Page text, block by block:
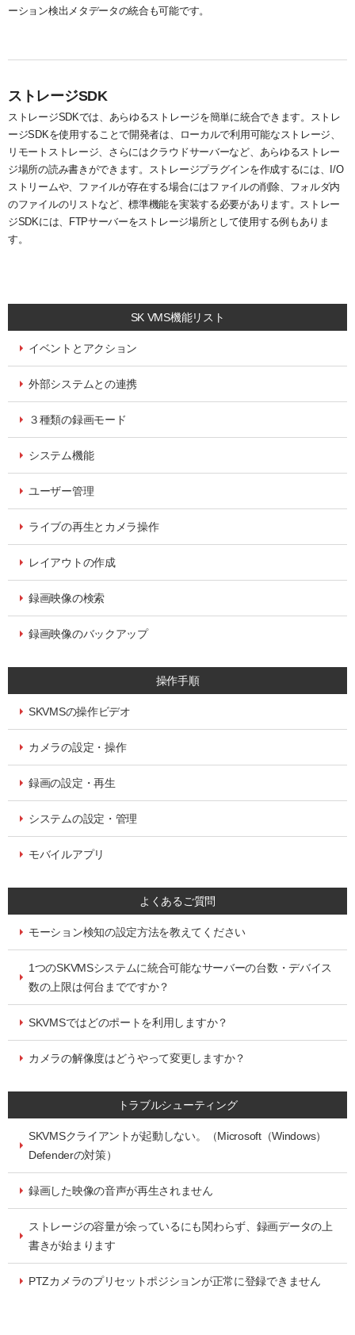
ーション検出メタデータの統合も可能です。
ストレージSDK
ストレージSDKでは、あらゆるストレージを簡単に統合できます。ストレ
ージSDKを使用することで開発者は、ローカルで利用可能なストレージ、
リモートストレージ、さらにはクラウドサーバーなど、あらゆるストレー
ジ場所の読み書きができます。ストレージプラグインを作成するには、I/O
ストリームや、ファイルが存在する場合にはファイルの削除、フォルダ内
のファイルのリストなど、標準機能を実装する必要があります。ストレー
ジSDKには、FTPサーバーをストレージ場所として使用する例もありま
す。
SK VMS機能リスト
イベントとアクション
外部システムとの連携
３種類の録画モード
システム機能
ユーザー管理
ライブの再生とカメラ操作
レイアウトの作成
録画映像の検索
録画映像のバックアップ
操作手順
SKVMSの操作ビデオ
カメラの設定・操作
録画の設定・再生
システムの設定・管理
モバイルアプリ
よくあるご質問
モーション検知の設定方法を教えてください
1つのSKVMSシステムに統合可能なサーバーの台数・デバイス
数の上限は何台までですか？
SKVMSではどのポートを利用しますか？
カメラの解像度はどうやって変更しますか？
トラブルシューティング
SKVMSクライアントが起動しない。（Microsoft（Windows）
Defenderの対策）
録画した映像の音声が再生されません
ストレージの容量が余っているにも関わらず、録画データの上
書きが始まります
PTZカメラのプリセットポジションが正常に登録できません